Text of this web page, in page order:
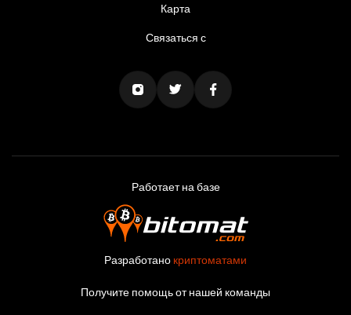
Карта
Связаться с
Работает на базе
Разработано криптоматами
Получите помощь от нашей команды